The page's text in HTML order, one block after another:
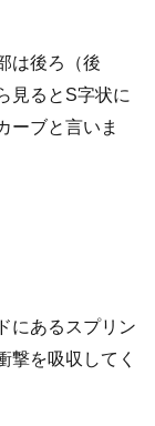
は後ろ（後
見るとS字状に
ーブと言いま
にあるスプリン
撃を吸収してく